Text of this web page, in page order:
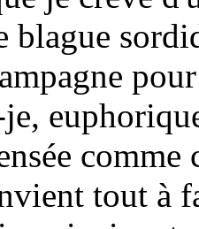
blague
comme
tout à